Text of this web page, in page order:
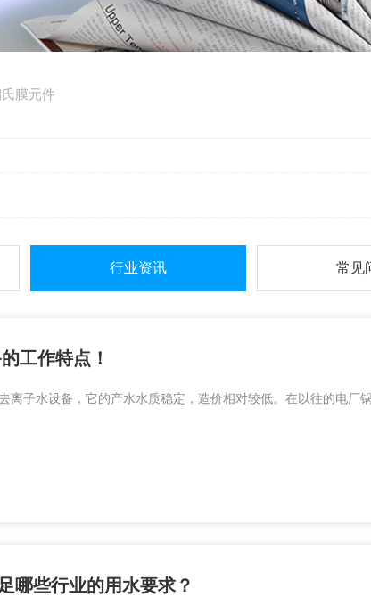
氏膜元件
行业资讯 常见
工作特点！
离子水设备，它的产水水质稳定，造价相对较低。在以往的电厂
哪些行业的用水要求？